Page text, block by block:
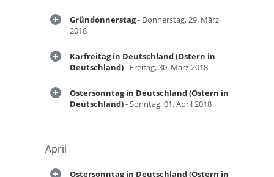
Gründonnerstag- Donnerstag, 29. März
2018
Karfreitag in Deutschland (Ostern in
Deutschland)- Freitag, 30. März 2018
Ostersonntag in Deutschland (Ostern in
Deutschland)- Sonntag, 01. April 2018
April
Ostersonntag in Deutschland (Ostern in